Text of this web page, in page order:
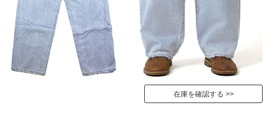
在庫を確認する